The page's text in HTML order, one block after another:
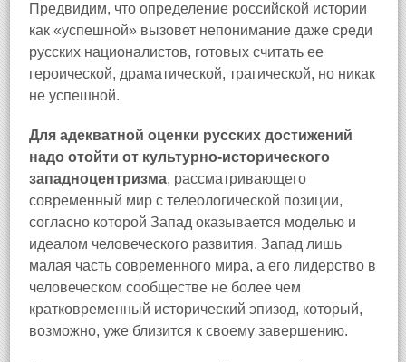
Предвидим, что определение российской истории
как «успешной» вызовет непонимание даже среди
русских националистов, готовых считать ее
героической, драматической, трагической, но никак
не успешной.
Для адекватной оценки русских достижений
надо отойти от культурно-исторического
западноцентризма, рассматривающего
современный мир с телеологической позиции,
согласно которой Запад оказывается моделью и
идеалом человеческого развития. Запад лишь
малая часть современного мира, а его лидерство в
человеческом сообществе не более чем
кратковременный исторический эпизод, который,
возможно, уже близится к своему завершению.